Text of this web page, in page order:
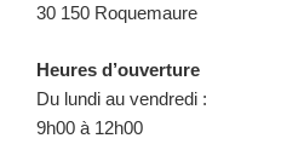
30 150 Roquemaure
Heures d’ouverture
Du lundi au vendredi :
9h00 à 12h00